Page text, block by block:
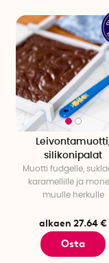
silikonipalat
Muotti fudgelle,
karamellille ja
muulle herkulle
alkaen 27.64 €
Osta